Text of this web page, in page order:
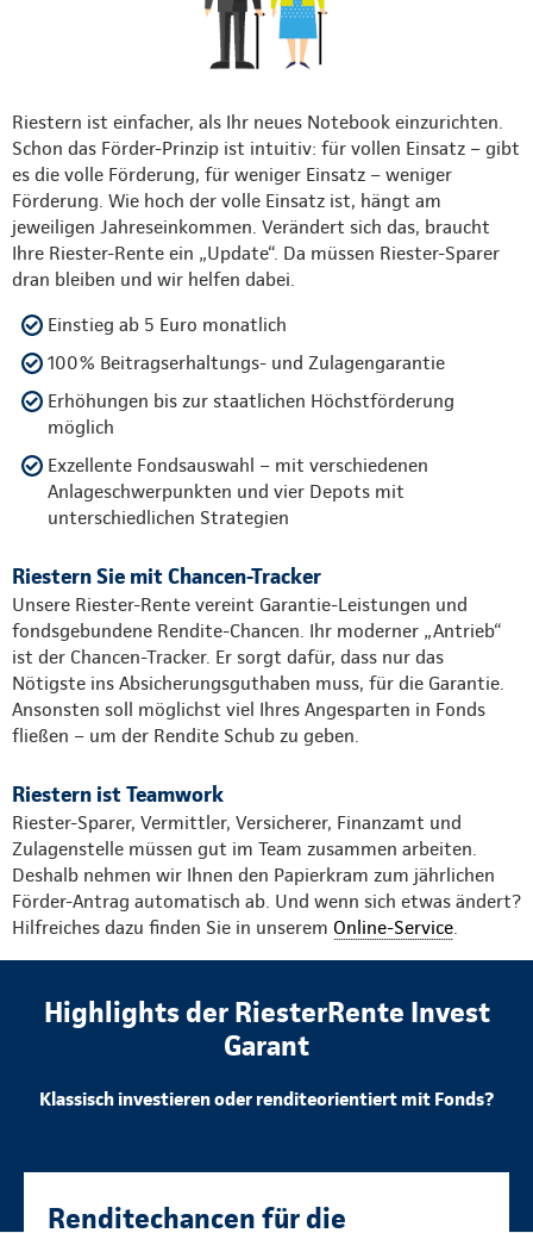
Riestern ist einfacher, als Ihr neues Notebook einzurichten.
Schon das Förder-Prinzip ist intuitiv: für vollen Einsatz – gibt
es die volle Förderung, für weniger Einsatz – weniger
Förderung. Wie hoch der volle Einsatz ist, hängt am
jeweiligen Jahreseinkommen. Verändert sich das, braucht
Ihre Riester-Rente ein „Update“. Da müssen Riester-Sparer
dran bleiben und wir helfen dabei.
Einstieg ab 5 Euro monatlich
100% Beitragserhaltungs- und Zulagengarantie
Erhöhungen bis zur staatlichen Höchstförderung
möglich
Exzellente Fondsauswahl – mit verschiedenen
Anlageschwerpunkten und vier Depots mit
unterschiedlichen Strategien
Riestern Sie mit Chancen-Tracker
Unsere Riester-Rente vereint Garantie-Leistungen und
fondsgebundene Rendite-Chancen. Ihr moderner „Antrieb“
ist der Chancen-Tracker. Er sorgt dafür, dass nur das
Nötigste ins Absicherungsguthaben muss, für die Garantie.
Ansonsten soll möglichst viel Ihres Angesparten in Fonds
fließen – um der Rendite Schub zu geben.
Riestern ist Teamwork
Riester-Sparer, Vermittler, Versicherer, Finanzamt und
Zulagenstelle müssen gut im Team zusammen arbeiten.
Deshalb nehmen wir Ihnen den Papierkram zum jährlichen
Förder-Antrag automatisch ab. Und wenn sich etwas ändert?
Hilfreiches dazu finden Sie in unserem Online-Service.
Highlights der RiesterRente Invest
Garant
Klassisch investieren oder renditeorientiert mit Fonds?
Renditechancen für die